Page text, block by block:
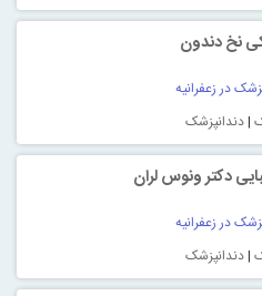
نخ دندون
در زعفرانیه
|دندانپزشک
دکتر ونوس لران
در زعفرانیه
|دندانپزشک